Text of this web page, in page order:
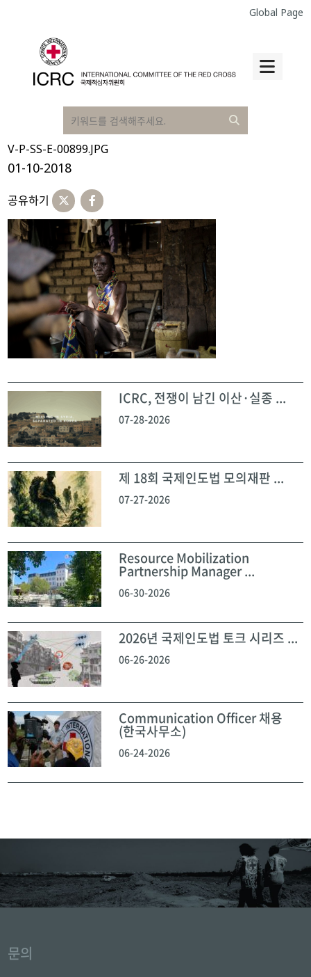
Global Page
V-P-SS-E-00899.JPG
01-10-2018
공유하기
ICRC, 전쟁이 남긴 이산·실종 ...
07-28-2026
제 18회 국제인도법 모의재판 ...
07-27-2026
Resource Mobilization
Partnership Manager ...
06-30-2026
2026년 국제인도법 토크 시리즈 ...
06-26-2026
Communication Officer 채용
(한국사무소)
06-24-2026
문의